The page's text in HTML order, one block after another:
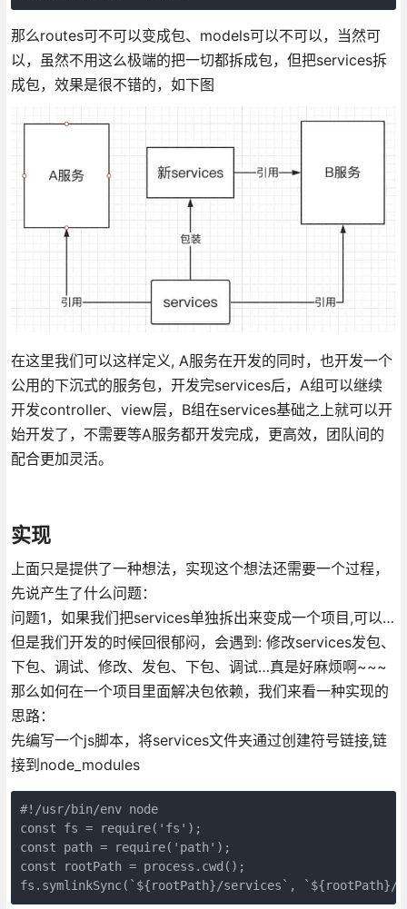
那么routes可不可以变成包、models可以不可以，当然可
以，虽然不用这么极端的把一切都拆成包，但把services拆
成包，效果是很不错的，如下图
在这里我们可以这样定义, A服务在开发的同时，也开发一个
公用的下沉式的服务包，开发完services后，A组可以继续
开发controller、view层，B组在services基础之上就可以开
始开发了，不需要等A服务都开发完成，更高效，团队间的
配合更加灵活。
实现
上面只是提供了一种想法，实现这个想法还需要一个过程，
先说产生了什么问题：
问题1，如果我们把services单独拆出来变成一个项目,可以…
但是我们开发的时候回很郁闷，会遇到: 修改services发包、
下包、调试、修改、发包、下包、调试…真是好麻烦啊~~~
那么如何在一个项目里面解决包依赖，我们来看一种实现的
思路：
先编写一个js脚本，将services文件夹通过创建符号链接,链
接到node_modules
#!/usr/bin/env node
const fs = require('fs');
const path = require('path');
const rootPath = process.cwd();